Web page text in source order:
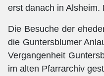
erst danach in
Die Besuche der
die Guntersblumer
Vergangenheit
im alten Pfarrarchiv